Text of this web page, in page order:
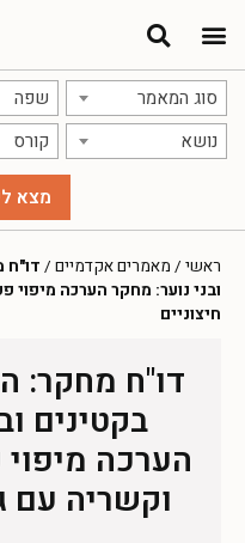
סוג המאמר שפה
נושא
קורס
ראשי / מאמרים אקדמיים / דו"ח
ובני נוער: מחקר הערכה
חיצוניים
דו"ח מחקר:
בקטינים
הערכה
וקשריה עם